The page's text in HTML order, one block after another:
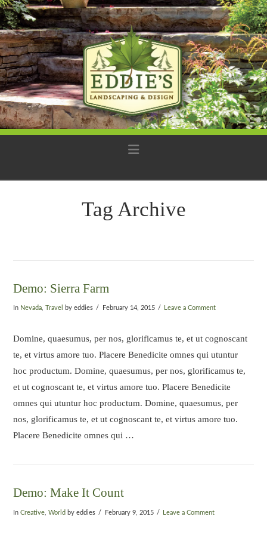
Navigation
Tag Archive
Demo: Sierra Farm
In Nevada,Travel by eddies February 14, 2015 Leave a Comment
Domine, quaesumus, per nos, glorificamus te, et ut cognoscant
te, et virtus amore tuo. Placere Benedicite omnes qui utuntur
hoc productum. Domine, quaesumus, per nos, glorificamus te,
et ut cognoscant te, et virtus amore tuo. Placere Benedicite
omnes qui utuntur hoc productum. Domine, quaesumus, per
nos, glorificamus te, et ut cognoscant te, et virtus amore tuo.
Placere Benedicite omnes qui …
Demo: Make It Count
InCreative ,World by eddies February 9, 2015 Leave a Comment